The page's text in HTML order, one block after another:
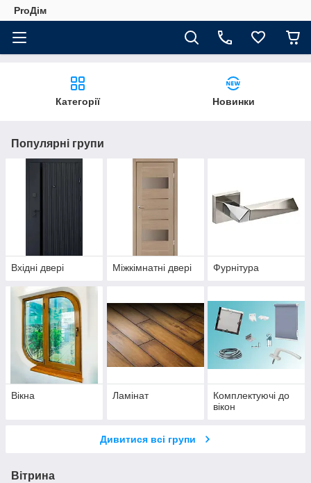
ProДім
Категорії Новинки
Популярні групи
Вхідні двері Міжкімнатні двері Фурнітура
Вікна Ламінат
Комплектуючі до
вікон
Дивитися всі групи
Вітрина